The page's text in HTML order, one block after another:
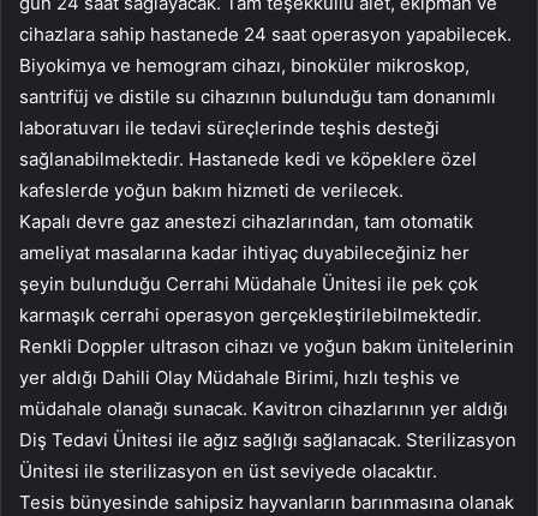
cihazlara sahip hastanede 24 saat operasyon yapabilecek.
Biyokimya ve hemogram cihazı, binoküler mikroskop,
santrifüj ve distile su cihazının bulunduğu tam donanımlı
laboratuvarı ile tedavi süreçlerinde teşhis desteği
sağlanabilmektedir. Hastanede kedi ve köpeklere özel
kafeslerde yoğun bakım hizmeti de verilecek.
Kapalı devre gaz anestezi cihazlarından, tam otomatik
ameliyat masalarına kadar ihtiyaç duyabileceğiniz her
şeyin bulunduğu Cerrahi Müdahale Ünitesi ile pek çok
karmaşık cerrahi operasyon gerçekleştirilebilmektedir.
Renkli Doppler ultrason cihazı ve yoğun bakım ünitelerinin
yer aldığı Dahili Olay Müdahale Birimi, hızlı teşhis ve
müdahale olanağı sunacak. Kavitron cihazlarının yer aldığı
Diş Tedavi Ünitesi ile ağız sağlığı sağlanacak. Sterilizasyon
Ünitesi ile sterilizasyon en üst seviyede olacaktır.
Tesis bünyesinde sahipsiz hayvanların barınmasına olanak